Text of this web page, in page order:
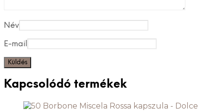
Név
E-mail
Kapcsolódó termékek